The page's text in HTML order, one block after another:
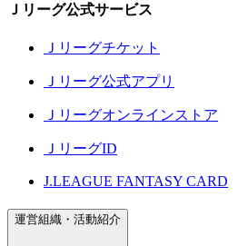
Ｊリーグ公式サービス
Ｊリーグチケット
Ｊリーグ公式アプリ
Ｊリーグオンラインストア
ＪリーグID
J.LEAGUE FANTASY CARD
運営組織・活動紹介